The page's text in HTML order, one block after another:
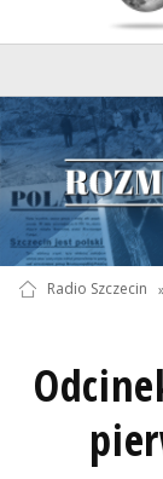
Radio Szczecin